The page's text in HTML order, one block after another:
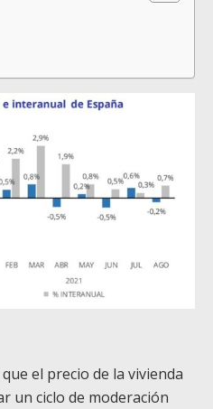
el precio de la vivienda
un ciclo de moderación